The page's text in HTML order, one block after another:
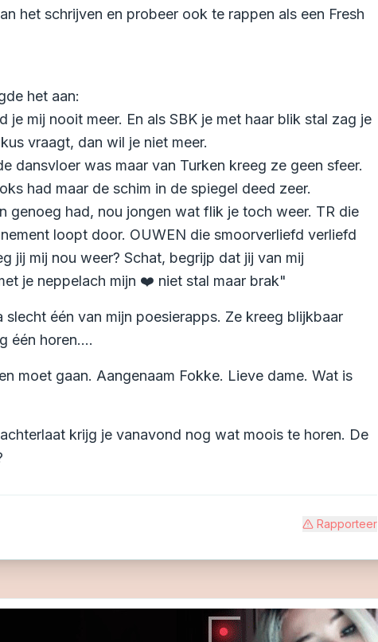
het schrijven en probeer ook te rappen als een Fresh
het aan:
je mij nooit meer. En als SBK je met haar blik stal zag je
vraagt, dan wil je niet meer.
dansvloer was maar van Turken kreeg ze geen sfeer.
had maar de schim in de spiegel deed zeer.
genoeg had, nou jongen wat flik je toch weer. TR die
loopt door. OUWEN die smoorverliefd verliefd
jij mij nou weer? Schat, begrijp dat jij van mij
je neppelach mijn ❤️ niet stal maar brak"
één van mijn poesierapps. Ze kreeg blijkbaar
één horen....
moet gaan. Aangenaam Fokke. Lieve dame. Wat is
krijg je vanavond nog wat moois te horen. De
Rapporteer